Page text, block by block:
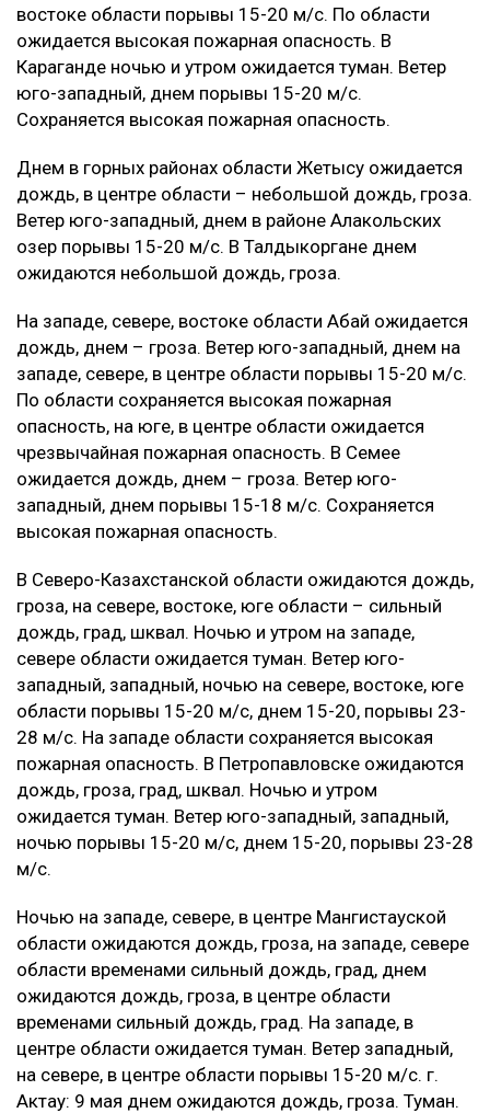
востоке области порывы 15-20 м/с. По области
ожидается высокая пожарная опасность. В
Караганде ночью и утром ожидается туман. Ветер
юго-западный, днем порывы 15-20 м/с.
Сохраняется высокая пожарная опасность.
Днем в горных районах области Жетысу ожидается
дождь, в центре области – небольшой дождь, гроза.
Ветер юго-западный, днем в районе Алакольских
озер порывы 15-20 м/с. В Талдыкоргане днем
ожидаются небольшой дождь, гроза.
На западе, севере, востоке области Абай ожидается
дождь, днем – гроза. Ветер юго-западный, днем на
западе, севере, в центре области порывы 15-20 м/с.
По области сохраняется высокая пожарная
опасность, на юге, в центре области ожидается
чрезвычайная пожарная опасность. В Семее
ожидается дождь, днем – гроза. Ветер юго-
западный, днем порывы 15-18 м/с. Сохраняется
высокая пожарная опасность.
В Северо-Казахстанской области ожидаются дождь,
гроза, на севере, востоке, юге области – сильный
дождь, град, шквал. Ночью и утром на западе,
севере области ожидается туман. Ветер юго-
западный, западный, ночью на севере, востоке, юге
области порывы 15-20 м/с, днем 15-20, порывы 23-
28 м/с. На западе области сохраняется высокая
пожарная опасность. В Петропавловске ожидаются
дождь, гроза, град, шквал. Ночью и утром
ожидается туман. Ветер юго-западный, западный,
ночью порывы 15-20 м/с, днем 15-20, порывы 23-28
м/с.
Ночью на западе, севере, в центре Мангистауской
области ожидаются дождь, гроза, на западе, севере
области временами сильный дождь, град, днем
ожидаются дождь, гроза, в центре области
временами сильный дождь, град. На западе, в
центре области ожидается туман. Ветер западный,
на севере, в центре области порывы 15-20 м/с. г.
Актау: 9 мая днем ожидаются дождь, гроза. Туман.